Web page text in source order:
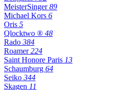
MeisterSinger89
Michael Kors 6
Oris 5
Qlocktwo ® 48
Rado 384
Roamer224
Saint Honore Paris 13
Schaumburg 64
Seiko 344
Skagen 11